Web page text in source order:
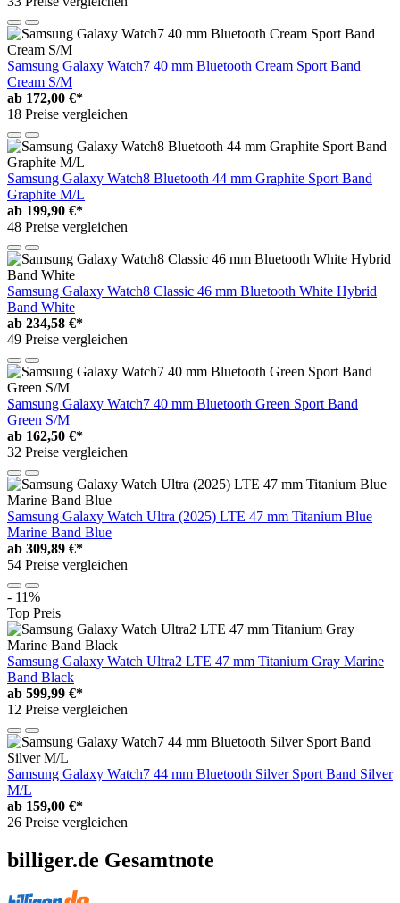
Samsung Galaxy Watch7 40 mm Bluetooth Cream Sport Band
Cream S/M
ab 172,00 €*
18 Preise vergleichen
Samsung Galaxy Watch8 Bluetooth 44 mm Graphite Sport Band
Graphite M/L
ab 199,90 €*
48 Preise vergleichen
Samsung Galaxy Watch8 Classic 46 mm Bluetooth White Hybrid
Band White
ab 234,58 €*
49 Preise vergleichen
Samsung Galaxy Watch7 40 mm Bluetooth Green Sport Band
Green S/M
ab 162,50 €*
32 Preise vergleichen
Samsung Galaxy Watch Ultra (2025) LTE 47 mm Titanium Blue
Marine Band Blue
ab 309,89 €*
54 Preise vergleichen
- 11%
Top Preis
Samsung Galaxy Watch Ultra2 LTE 47 mm Titanium Gray Marine
Band Black
ab 599,99 €*
12 Preise vergleichen
Samsung Galaxy Watch7 44 mm Bluetooth Silver Sport Band Silver
M/L
ab 159,00 €*
26 Preise vergleichen
billiger.de Gesamtnote